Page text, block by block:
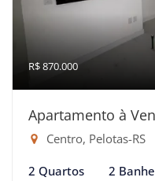
R$ 870.000
Apartamento à
Centro, Pelotas-RS
2 Quartos 2